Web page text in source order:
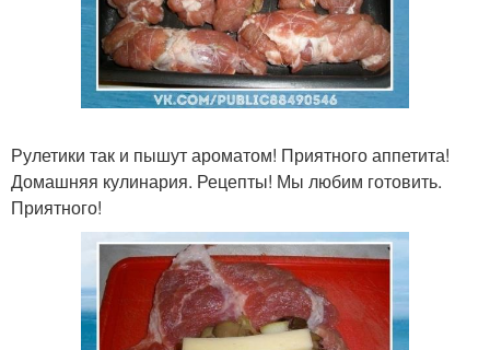
Рулетики так и пышут ароматом! Приятного аппетита!
Домашняя кулинария. Рецепты! Мы любим готовить.
Приятного!